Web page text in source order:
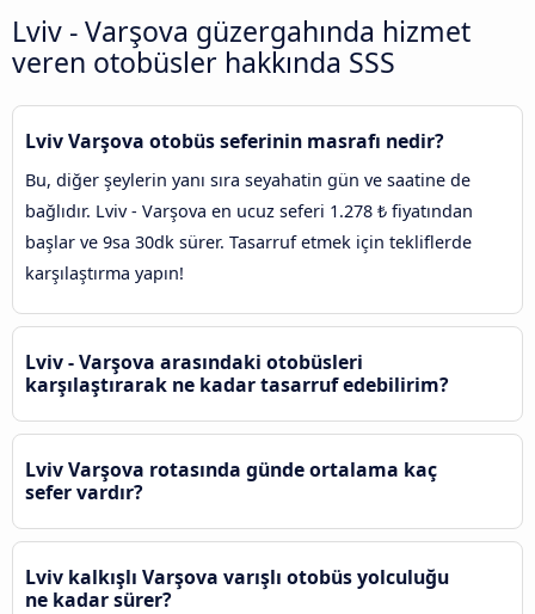
Lviv - Varşova güzergahında hizmet
veren otobüsler hakkında SSS
Lviv Varşova otobüs seferinin masrafı nedir?
Bu, diğer şeylerin yanı sıra seyahatin gün ve saatine de
bağlıdır. Lviv - Varşova en ucuz seferi 1.278 ₺ fiyatından
başlar ve 9sa 30dk sürer. Tasarruf etmek için tekliflerde
karşılaştırma yapın!
Lviv - Varşova arasındaki otobüsleri
karşılaştırarak ne kadar tasarruf edebilirim?
Lviv Varşova rotasında günde ortalama kaç
sefer vardır?
Lviv kalkışlı Varşova varışlı otobüs yolculuğu
ne kadar sürer?